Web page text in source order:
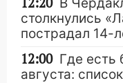
столкнулись
пострадал 14-
12:00 Где есть
августа: